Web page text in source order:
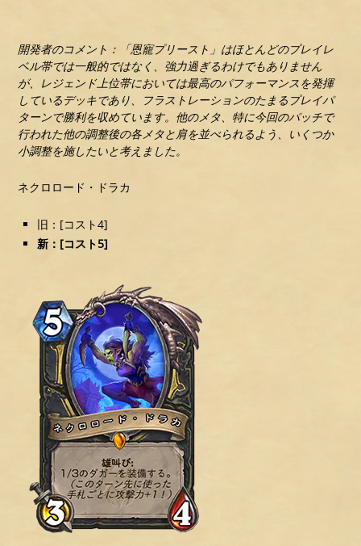
開発者のコメント：「恩寵プリースト」はほとんどのプレイレ
ベル帯では一般的ではなく、強力過ぎるわけでもありません
が、レジェンド上位帯においては最高のパフォーマンスを発揮
しているデッキであり、フラストレーションのたまるプレイパ
ターンで勝利を収めています。他のメタ、特に今回のパッチで
行われた他の調整後の各メタと肩を並べられるよう、いくつか
小調整を施したいと考えました。
ネクロロード・ドラカ
旧：[コスト4]
新：[コスト5]